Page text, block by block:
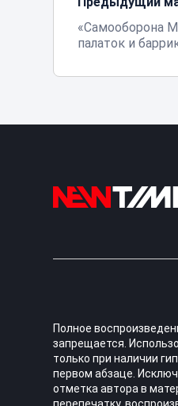
«Самооборона
палаток и
Полное
запрещается.
только при наличии
первом абзаце.
отметка автора в